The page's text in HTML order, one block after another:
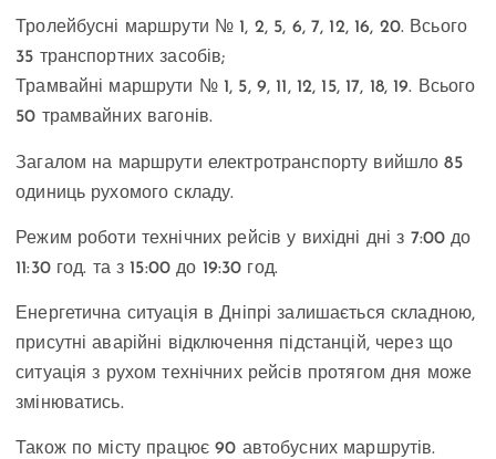
Тролейбусні маршрути № 1, 2, 5, 6, 7, 12, 16, 20. Всього
35 транспортних засобів;
Трамвайні маршрути № 1, 5, 9, 11, 12, 15, 17, 18, 19. Всього
50 трамвайних вагонів.
Загалом на маршрути електротранспорту вийшло 85
одиниць рухомого складу.
Режим роботи технічних рейсів у вихідні дні з 7:00 до
11:30 год. та з 15:00 до 19:30 год.
Енергетична ситуація в Дніпрі залишається складною,
присутні аварійні відключення підстанцій, через що
ситуація з рухом технічних рейсів протягом дня може
змінюватись.
Також по місту працює 90 автобусних маршрутів.